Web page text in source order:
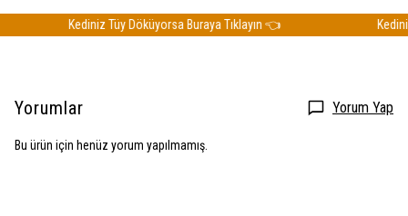
Kediniz Tüy Döküyorsa Buraya Tıklayın 👈 Kediniz
Yorumlar Yorum Yap
Bu ürün için henüz yorum yapılmamış.